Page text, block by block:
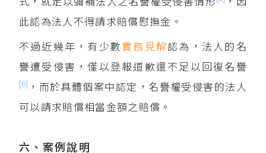
此認為法人不得請求賠償慰撫金。
不過近幾年，有少數實務見解認為，法人的名
譽遭受侵害，僅以登報道歉還不足以回復名譽
[6] ，而於具體個案中認定，名譽權受侵害的法人
可以請求賠償相當金額之賠償。
六、案例說明